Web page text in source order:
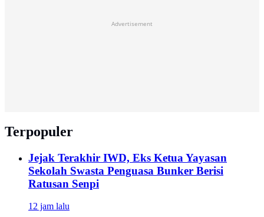
Advertisement
Terpopuler
Jejak Terakhir IWD, Eks Ketua Yayasan
Sekolah Swasta Penguasa Bunker Berisi
Ratusan Senpi
12 jam lalu